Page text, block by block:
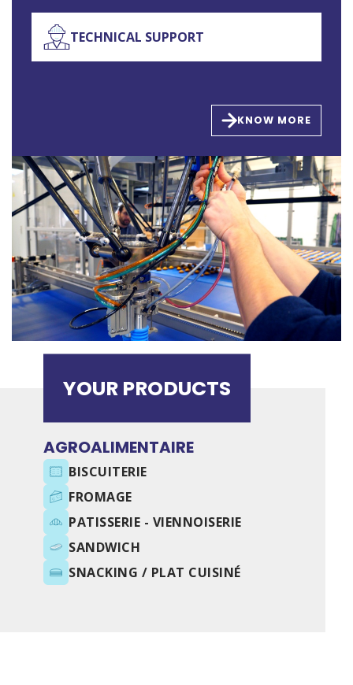
TECHNICAL SUPPORT
KNOW MORE
YOUR PRODUCTS
AGROALIMENTAIRE
BISCUITERIE
FROMAGE
PATISSERIE - VIENNOISERIE
SANDWICH
SNACKING / PLAT CUISINÉ